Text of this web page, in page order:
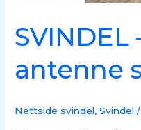
SVINDEL
antenne
Nettside svindel,Svindel